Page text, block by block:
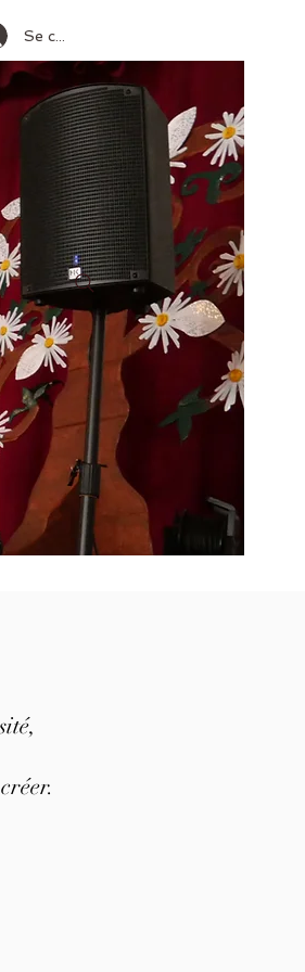
Se connecter